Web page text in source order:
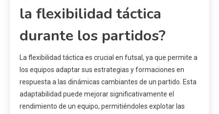
la flexibilidad táctica
durante los partidos?
La flexibilidad táctica es crucial en futsal, ya que permite a
los equipos adaptar sus estrategias y formaciones en
respuesta a las dinámicas cambiantes de un partido. Esta
adaptabilidad puede mejorar significativamente el
rendimiento de un equipo, permitiéndoles explotar las